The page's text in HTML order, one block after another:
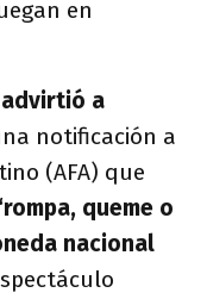
en
advirtió a
notificación a
(AFA) que
queme o
nacional